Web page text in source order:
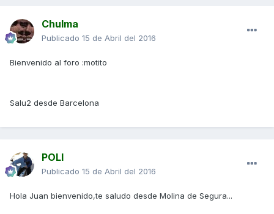
Chulma
Publicado 15 de Abril del 2016
Bienvenido al foro :motito
Salu2 desde Barcelona
POLI
Publicado 15 de Abril del 2016
Hola Juan bienvenido,te saludo desde Molina de Segura...